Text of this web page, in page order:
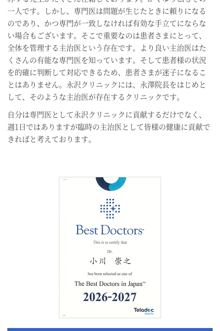
一人です。しかし、専門医は問題が生じたときに頼りになる
のであり、かつ専門が一致しなければ有効な手立てにならな
い場合もございます。そこで重要なのは患者さまにとって、
全体を管理する主治医という存在です。より良い主治医はた
くさんの有能な専門医を知っています。そして患者様の状況
を的確に判断して対応できるため、患者さまが迷子になるこ
とはありません。永沢クリニックには、永澤院長をはじめと
して、そのような主治医が存在するクリニックです。
自分は専門医として永沢クリニックに貢献するだけでなく、
週1日ではありますが臨時の主治医として皆様の健康に貢献で
きればと考えております。